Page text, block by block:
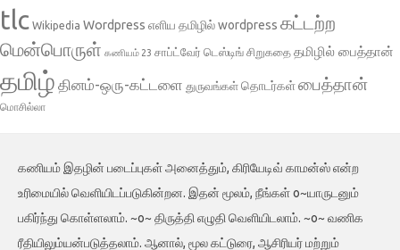
tlc Wikipedia Wordpress எளிய தமிழில் wordpress கட்டற்ற
மென்பொருள் கணியம் 23 சாப்ட்வேர் டெஸ்டிங் சிறுகதை தமிழில் பைத்தான்
தமிழ் தினம்-ஒரு-கட்டளை துருவங்கள் தொடர்கள்பைத்தான்
மொசில்லா
கணியம் இதழின் படைப்புகள் அனைத்தும், கிரியேடிவ் காமன்ஸ் என்ற
உரிமையில் வெளியிடப்படுகின்றன. இதன் மூலம், நீங்கள் o~யாருடனும்
பகிர்ந்து கொள்ளலாம். ~o~ திருத்தி எழுதி வெளியிடலாம். ~o~ வணிக
ரீதியிலும்யன்படுத்தலாம். ஆனால், மூல கட்டுரை, ஆசிரியர் மற்றும்